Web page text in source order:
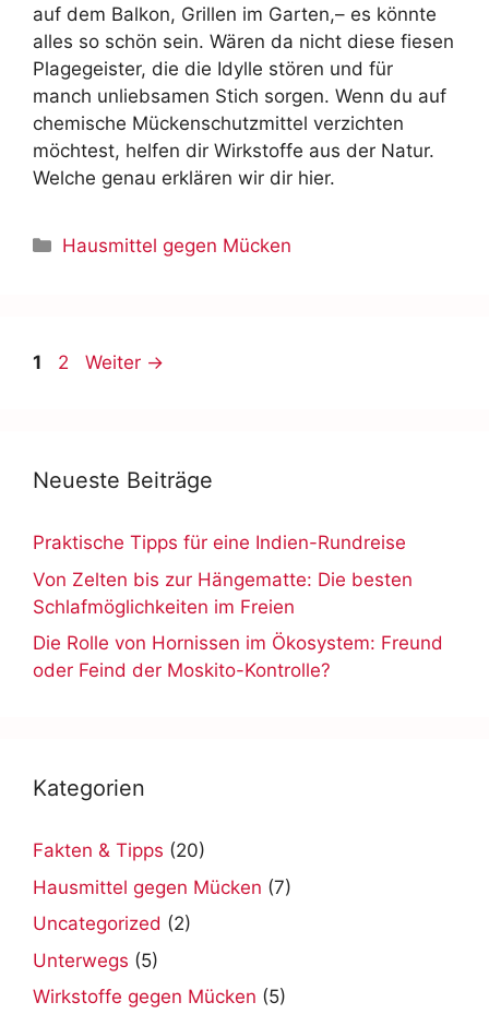
auf dem Balkon, Grillen im Garten,– es könnte
alles so schön sein. Wären da nicht diese fiesen
Plagegeister, die die Idylle stören und für
manch unliebsamen Stich sorgen. Wenn du auf
chemische Mückenschutzmittel verzichten
möchtest, helfen dir Wirkstoffe aus der Natur.
Welche genau erklären wir dir hier.
Hausmittel gegen Mücken
1 2 Weiter →
Neueste Beiträge
Praktische Tipps für eine Indien-Rundreise
Von Zelten bis zur Hängematte: Die besten
Schlafmöglichkeiten im Freien
Die Rolle von Hornissen im Ökosystem: Freund
oder Feind der Moskito-Kontrolle?
Kategorien
Fakten & Tipps (20)
Hausmittel gegen Mücken (7)
Uncategorized (2)
Unterwegs (5)
Wirkstoffe gegen Mücken (5)